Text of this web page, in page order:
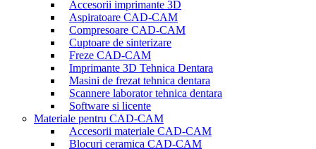
Accesorii imprimante 3D
Aspiratoare CAD-CAM
Compresoare CAD-CAM
Cuptoare de sinterizare
Freze CAD-CAM
Imprimante 3D Tehnica Dentara
Masini de frezat tehnica dentara
Scannere laborator tehnica dentara
Software si licente
Materiale pentru CAD-CAM
Accesorii materiale CAD-CAM
Blocuri ceramica CAD-CAM